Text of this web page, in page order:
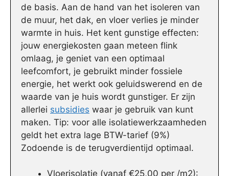
de basis. Aan de hand van het isoleren van
de muur, het dak, en vloer verlies je minder
warmte in huis. Het kent gunstige effecten:
jouw energiekosten gaan meteen flink
omlaag, je geniet van een optimaal
leefcomfort, je gebruikt minder fossiele
energie, het werkt ook geluidswerend en de
waarde van je huis wordt gunstiger. Er zijn
allerlei subsidies waar je gebruik van kunt
maken. Tip: voor alle isolatiewerkzaamheden
geldt het extra lage BTW-tarief (9%)
Zodoende is de terugverdientijd optimaal.
Vloerisolatie (vanaf €25,00 per /m2):